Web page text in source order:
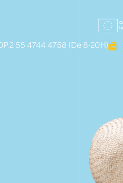
55 4744 4758 (De 8-20H)